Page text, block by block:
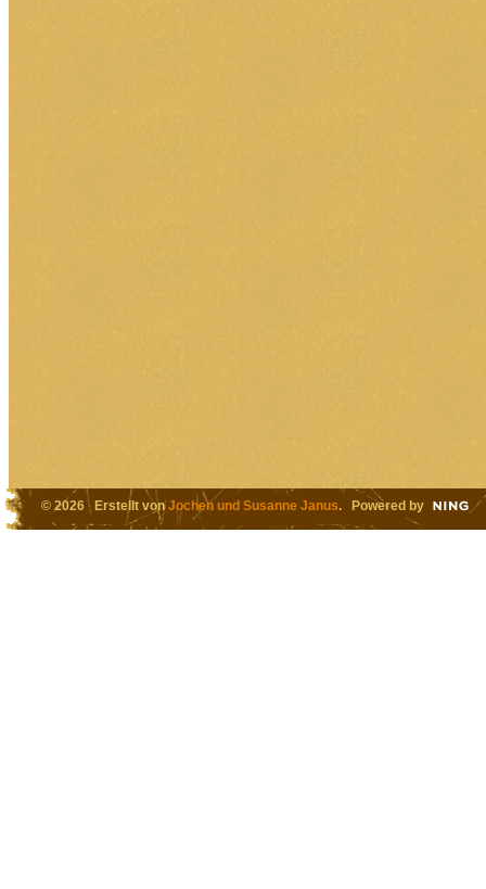
© 2026 Erstellt vonJochen und Susanne Janus. Powered by